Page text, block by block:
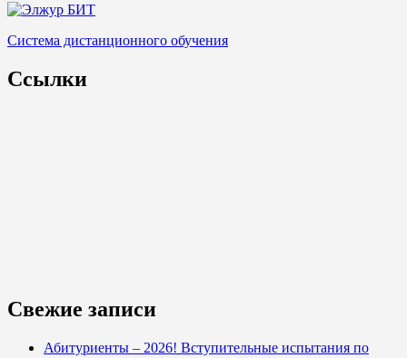
Система дистанционного обучения
Ссылки
Свежие записи
Абитуриенты – 2026! Вступительные испытания по